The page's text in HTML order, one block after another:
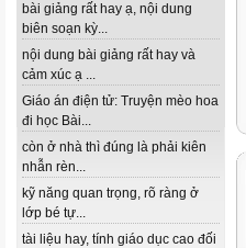
bài giảng rất hay ạ, nội dung
biên soạn kỳ...
nội dung bài giảng rất hay và
cảm xúc ạ ...
Giáo án điện tử: Truyện mèo hoa
đi học Bài...
còn ở nhà thì đúng là phải kiên
nhẫn rèn...
kỹ năng quan trọng, rõ ràng ở
lớp bé tự...
tài liệu hay, tính giáo dục cao đối